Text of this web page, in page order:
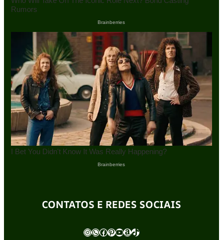
CONTATOS E REDES SOCIAIS
InstagramWhatsApp Facebook Pinterest Youtube Amazon TikTok